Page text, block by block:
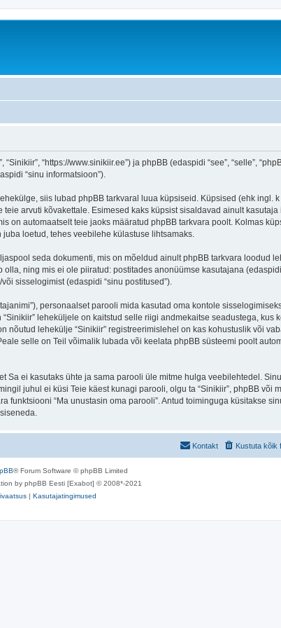
“https://www.sinikiir.ee”) ja phpBB (edaspidi “see”, “selle”,
“sinu informatsioon”).
siis lubad phpBB tarkvaral luua küpsiseid. Küpsised (ehk ingl. k
arvuti kõvakettale. Esimesed kaks küpsist sisaldavad ainult
on automaatselt teie jaoks määratud phpBB tarkvara poolt. Kolmas
loetud, tehes veebilehe külastuse lihtsamaks.
seda dokumenti, mis on mõeldud ainult phpBB tarkvara loodud
ning mis ei ole piiratud: postitades anonüümse kasutajana (edaspidi
sisselogimist (edaspidi “sinu postitused”).
personaalset parooli mida kasutad oma kontole
leheküljele on kaitstud selle riigi andmekaitse seadustega, kus
lehekülje “Sinikiir” registreerimislehel on kas kohustuslik või
selle on Teil võimalik lubada või keelata phpBB süsteemi poolt
ei kasutaks ühte ja sama parooli üle mitme hulga veebilehtedel.
juhul ei küsi Teie käest kunagi parooli, olgu ta “Sinikiir”, phpBB või
“Ma unustasin oma parooli”. Antud toiminguga küsitakse
Kustuta kõik
Kontakt
® Forum Software © phpBB Limited
by phpBB Eesti [Exabot] © 2008*-2021
| Kasutajatingimused